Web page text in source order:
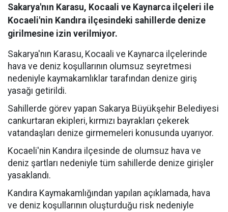
Sakarya'nın Karasu, Kocaali ve Kaynarca ilçeleri ile
Kocaeli'nin Kandıra ilçesindeki sahillerde denize
girilmesine izin verilmiyor.
Sakarya'nın Karasu, Kocaali ve Kaynarca ilçelerinde
hava ve deniz koşullarının olumsuz seyretmesi
nedeniyle kaymakamlıklar tarafından denize giriş
yasağı getirildi.
Sahillerde görev yapan Sakarya Büyükşehir Belediyesi
cankurtaran ekipleri, kırmızı bayrakları çekerek
vatandaşları denize girmemeleri konusunda uyarıyor.
Kocaeli'nin Kandıra ilçesinde de olumsuz hava ve
deniz şartları nedeniyle tüm sahillerde denize girişler
yasaklandı.
Kandıra Kaymakamlığından yapılan açıklamada, hava
ve deniz koşullarının oluşturduğu risk nedeniyle